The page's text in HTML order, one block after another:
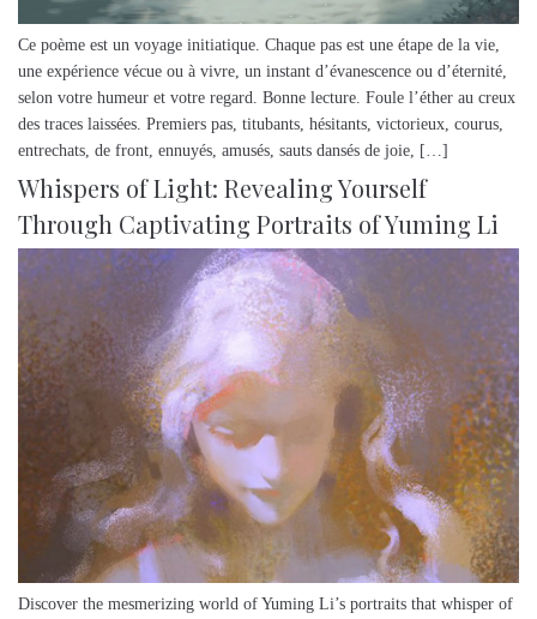
Ce poème est un voyage initiatique. Chaque pas est une étape de la vie,
une expérience vécue ou à vivre, un instant d’évanescence ou d’éternité,
selon votre humeur et votre regard. Bonne lecture. Foule l’éther au creux
des traces laissées. Premiers pas, titubants, hésitants, victorieux, courus,
entrechats, de front, ennuyés, amusés, sauts dansés de joie, […]
Whispers of Light: Revealing Yourself
Through Captivating Portraits of Yuming Li
Discover the mesmerizing world of Yuming Li’s portraits that whisper of